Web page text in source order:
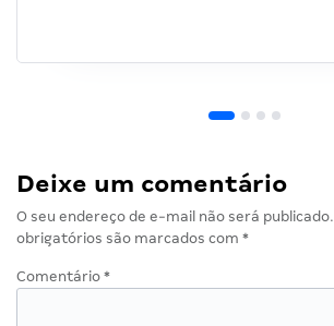
Deixe um comentário
O seu endereço de e-mail não será publicado.
obrigatórios são marcados com *
Comentário *